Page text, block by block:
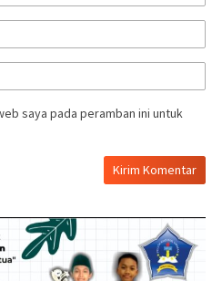
saya pada peramban ini untuk